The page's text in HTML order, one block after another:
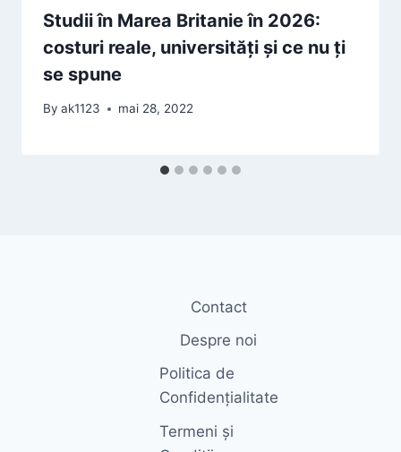
Studii în Marea Britanie în 2026:
costuri reale, universități și ce nu ți
se spune
By ak1123 mai 28, 2022
Contact
Despre noi
Politica de
Confidențialitate
Termeni și